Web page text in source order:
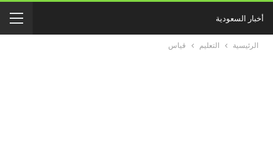
أخبار السعودية
الرئيسية التعليم قياس